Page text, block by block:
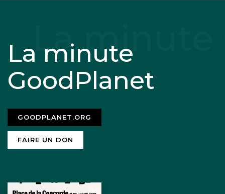
La minute
GoodPlanet
GOODPLANET.ORG
FAIRE UN DON